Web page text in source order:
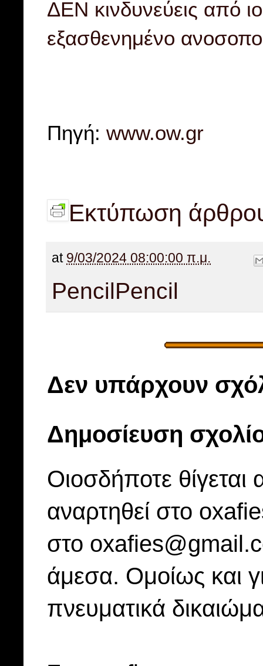
ΔΕΝ κινδυνεύεις από
εξασθενημένο
Πηγή: www.ow.gr
Εκτύπωση
at 9/03/2024 08:00:00 π.μ.
PencilPencil
Δεν υπάρχουν
Δημοσίευση
Οιοσδήποτε
αναρτηθεί στο
στο
άμεσα. Ομοίως και
πνευματικά